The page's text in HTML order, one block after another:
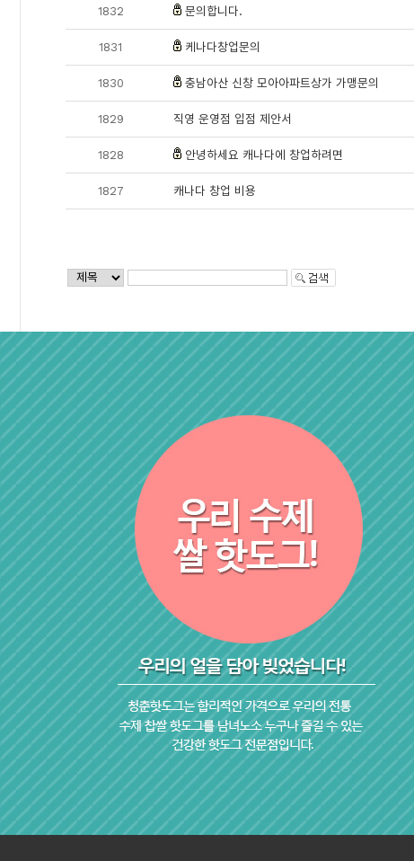
1832 문의합니다.
1831 케나다창업문의
1830 충남아산 신창 모아아파트상가 가맹문의
1829 직영 운영점 입점 제안서
1828 안녕하세요 캐나다에 창업하려면
1827 캐나다 창업 비용